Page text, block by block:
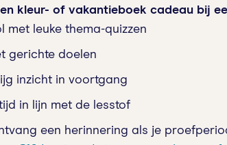
kleur- of vakantieboek cadeau bij
met leuke thema-quizzen
gerichte doelen
inzicht in voortgang
in lijn met de lesstof
een herinnering als je